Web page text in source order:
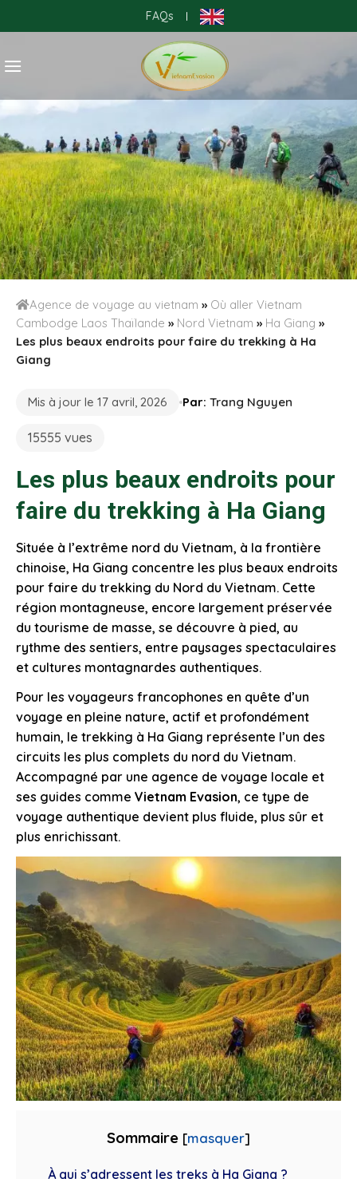
to
FAQs |
Agence de voyage au vietnam » Où aller Vietnam
Cambodge Laos Thaïlande » Nord Vietnam » Ha Giang »
Les plus beaux endroits pour faire du trekking à Ha
Giang
Mis à jour le 17 avril, 2026 Par: Trang Nguyen
15555 vues
Les plus beaux endroits pour
faire du trekking à Ha Giang
Située à l’extrême nord du Vietnam, à la frontière
chinoise, Ha Giang concentre les plus beaux endroits
pour faire du trekking du Nord du Vietnam. Cette
région montagneuse, encore largement préservée
du tourisme de masse, se découvre à pied, au
rythme des sentiers, entre paysages spectaculaires
et cultures montagnardes authentiques.
Pour les voyageurs francophones en quête d’un
voyage en pleine nature, actif et profondément
humain, le trekking à Ha Giang représente l’un des
circuits les plus complets du nord du Vietnam.
Accompagné par une agence de voyage locale et
ses guides comme Vietnam Evasion, ce type de
voyage authentique devient plus fluide, plus sûr et
plus enrichissant.
Sommaire [masquer]
À qui s’adressent les treks à Ha Giang ?